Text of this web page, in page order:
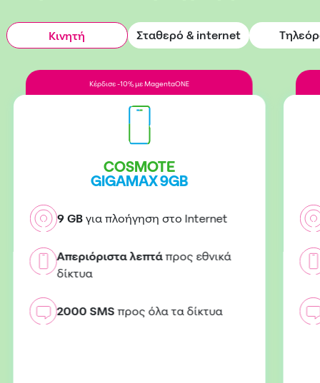
Κινητή Σταθερό & internet
Κέρδισε -10% με MagentaONE
COSMOTE
GIGAMAX 9GB
9 GB για πλοήγηση στο Internet
Απεριόριστα λεπτά προς εθνικά
δίκτυα
2000 SMS προς όλα τα δίκτυα